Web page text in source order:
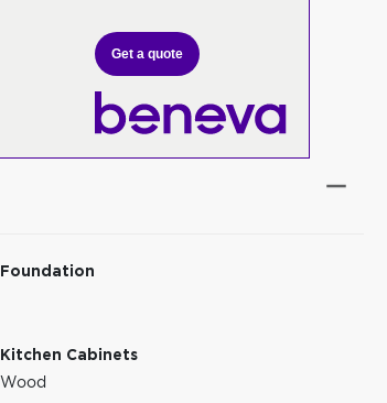
Get a quote
Foundation
Kitchen Cabinets
Wood